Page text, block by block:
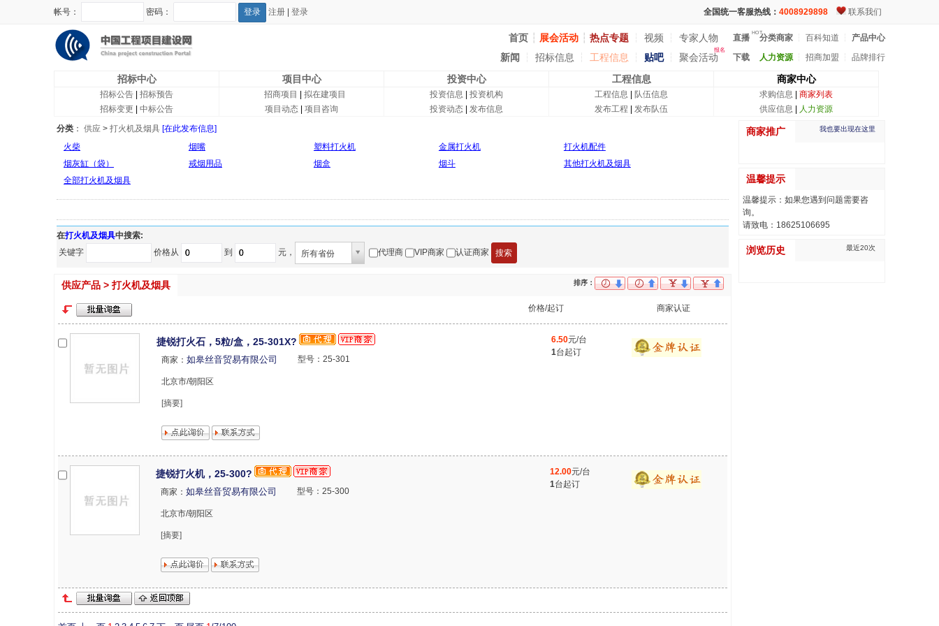
帐号： 密码： 注册 登录 全国统一客服热线： 4008929898 联系我们
首页 ┆ 展会活动 ┆ 热点专题 视频
专家人物
新闻
招标信息 工程信息 贴吧┆ 聚会活动
报名
直播
HOT
下载
分类商家 百科知道
产品中心
人力资源┆ 招商加盟 品牌排行
招标中心 项目中心 投资中心 工程信息 商家中心
招标公告
招标预告
招标变更
中标公告
招商项目
拟在建项目
项目动态
项目咨询
投资信息
投资机构
投资动态
发布信息
工程信息
队伍信息
发布工程
发布队伍
求购信息
商家列表
供应信息
人力资源
分类 ： 供应 > 打火机及烟具 [在此发布信息]
火柴
烟嘴 塑料打火机 金属打火机
打火机配件
烟灰缸（袋）
戒烟用品 烟盒 烟斗
其他打火机及烟具
全部打火机及烟具
在打火机及烟具中搜索:
关键字
价格从 到 元， 所有省份 代理商 VIP商家 认证商家
供应产品 > 打火机及烟具 排序：
价格/起订 商家认证
捷锐打火石，5粒/盒，25-301X?
商家： 如皋丝音贸易有限公司 型号：25-301
北京市/朝阳区
[摘要]
6.50元/台
1台起订
捷锐打火机，25-300?
商家： 如皋丝音贸易有限公司 型号：25-300
北京市/朝阳区
[摘要]
12.00元/台
1台起订
商家推广 我也要出现在这里
温馨提示
温馨提示：如果您遇到问题需要咨
询。
请致电：18625106695
浏览历史 最近20次